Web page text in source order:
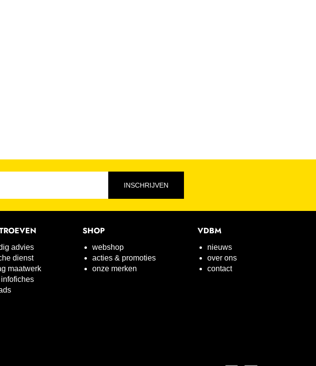
INSCHRIJVEN
advies
dienst
maatwerk
SHOP
webshop
acties & promoties
onze merken
VDBM
nieuws
over ons
contact